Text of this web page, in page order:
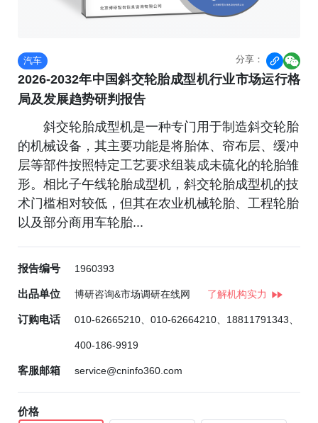
汽车 分享：  
2026-2032年中国斜交轮胎成型机行业市场运行格
局及发展趋势研判报告
斜交轮胎成型机是一种专门用于制造斜交轮胎
的机械设备，其主要功能是将胎体、帘布层、缓冲
层等部件按照特定工艺要求组装成未硫化的轮胎雏
形。相比子午线轮胎成型机，斜交轮胎成型机的技
术门槛相对较低，但其在农业机械轮胎、工程轮胎
以及部分商用车轮胎...
报告编号 1960393
出品单位 博研咨询&市场调研在线网 了解机构实力
订购电话 010-62665210、010-62664210、18811791343、
400-186-9919
客服邮箱 service@cninfo360.com
价格